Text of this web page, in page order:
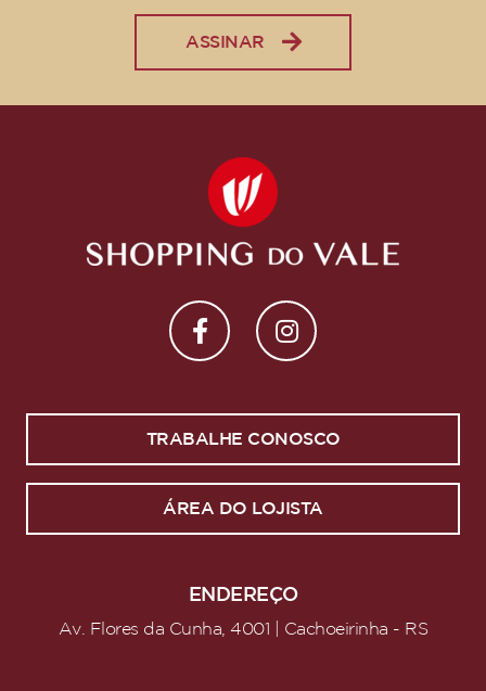
ASSINAR
TRABALHE CONOSCO
ÁREA DO LOJISTA
ENDEREÇO
Av. Flores da Cunha, 4001 | Cachoeirinha - RS